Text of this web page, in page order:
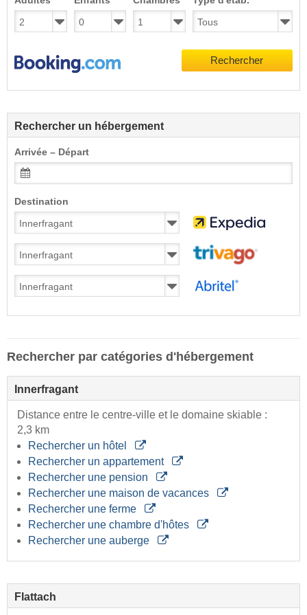
Rechercher
Rechercher un hébergement
Arrivée – Départ
Destination
Rechercher par catégories d'hébergement
Innerfragant
Distance entre le centre-ville et le domaine skiable :
2,3 km
Rechercher un hôtel
Rechercher un appartement
Rechercher une pension
Rechercher une maison de vacances
Rechercher une ferme
Rechercher une chambre d'hôtes
Rechercher une auberge
Flattach